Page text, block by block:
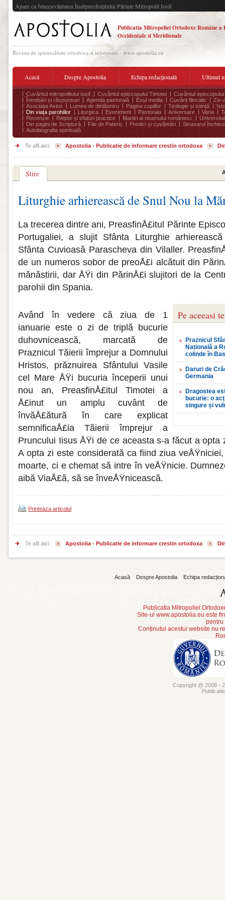
Apare cu binecuvântarea Înaltpresfinţitului Părinte Mitropolit Iosif
Publicatia Mitropoliei Ortodoxe Române a
Occidentale si Meridionale
Revista de spiritualitate ortodoxa si informare - www.apostolia.eu
Acasă Despre Apostolia Echipa redacțională Ultimul
Cuvântul mitropolitului Iosif Cuvântul episcopului Timotei
Cuvântul episcopului
Întrebări și răspunsuri
Agenda pastorală Evul media Cuvânt filocalic
Zis-
Asociația Axios
Lumea de dinlăuntru Pagina copiilor Teologie și stiință
Din viața parohiilor
Liturgica Eveniment Pastorala Aniversare Varia
Recenzie
Rețete și sfaturi practice Martiri ai neamului românesc
Din pagini de Scriptură
File de Pateric Predici și cuvântări
Sinaxarul
Autobiografia spirituală
Te afli aici: Apostolia - Publicatie de informare crestin ortodoxa
Stire
Liturghie arhierească de Snul Nou la
La trecerea dintre ani, PreasfinÅ£itul Părinte
Portu­galiei, a slujit Sfânta Liturghie
Sfânta Cuvi­oasă Parascheva din Vilaller.
de un numeros so­bor de preoÅ£i alcătuit din
mănăstirii, dar ÅŸi din PărinÅ£i slujitori de la
parohii din Spania.
Pe aceeasi
Praznicul
Națională a
colinde în
Daruri de
Germania
Dragostea
bucurie: o
singure și
Având în vedere că ziua de 1
ianuarie este o zi de triplă bucurie
duhovnicească, marcată de
Praznicul Tăierii împrejur a Domnului
Hristos, prăznuirea Sfântului Vasile
cel Mare ÅŸi bucuria începerii unui
nou an, PreasfinÅ£itul Timotei a
Å£inut un amplu cu­vânt de
învăÅ£ătură în care explicat
semnificaÅ£ia Tăierii împrejur a
Pruncului Iisus ÅŸi de ce aceasta s-a făcut a opta
A opta zi este considerată ca fiind ziua
moarte, ci e chemat să intre în veÅŸnicie.
aibă ViaÅ£ă, să se înveÅŸnicească.
Printeaza articolul
Te afli aici: Apostolia - Publicatie de informare crestin ortodoxa
Acasă Despre Apostolia Echipa
Publicatia Mitropoliei
Site-ul www.apostolia.eu este
pentru
Conținutul acestui website nu
Copyright @ 2008 -